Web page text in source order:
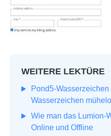
WEITERE LEKTÜRE
Pond5-
Wasserzeichen
Wie man das Lumion-
Online und Offline